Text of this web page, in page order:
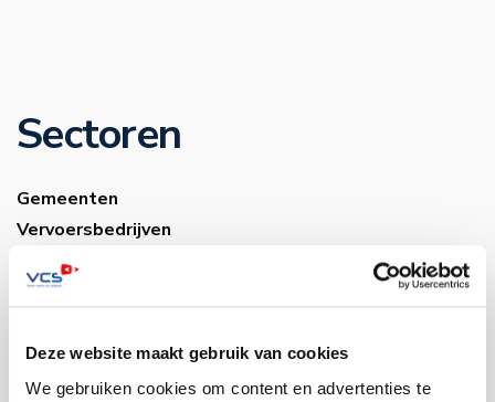
Deze website maakt gebruik van cookies
We gebruiken cookies om content en advertenties te
Sectoren
Gemeenten
Vervoersbedrijven
Onderwijs
Industrie
Musea
Bouwsector